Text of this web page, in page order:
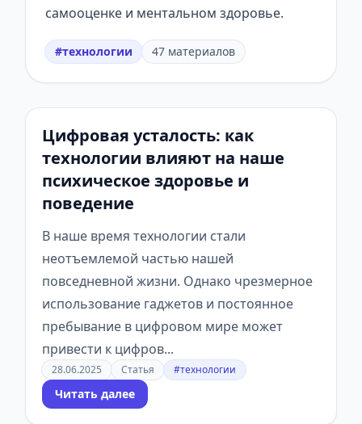
самооценке и ментальном здоровье.
#технологии 47 материалов
Цифровая усталость: как
технологии влияют на наше
психическое здоровье и
поведение
В наше время технологии стали
неотъемлемой частью нашей
повседневной жизни. Однако чрезмерное
использование гаджетов и постоянное
пребывание в цифровом мире может
привести к цифров...
28.06.2025 Статья #технологии
Читать далее